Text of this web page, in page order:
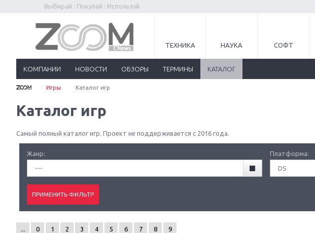
Выбирай : Покупай : Используй
ТЕХНИКА НАУКА СОФТ
КОМПАНИИ НОВОСТИ ОБЗОРЫ ТЕРМИНЫ КАТАЛОГ
Игры Каталог игр
Каталог игр
Самый полный каталог игр. Проект не поддерживается с 2016 года.
Жанр:
---
Платформа:
DS
0 1 2 3 4 5 6 7 8
9